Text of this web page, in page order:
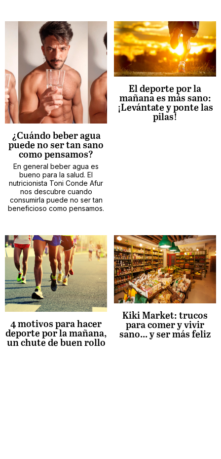
¿Cuándo beber agua
puede no ser tan sano
como pensamos?
En general beber agua es
bueno para la salud. El
nutricionista Toni Conde Afur
nos descubre cuando
consumirla puede no ser tan
beneficioso como pensamos.
El deporte por la
mañana es más sano:
¡Levántate y ponte las
pilas!
4 motivos para hacer
deporte por la mañana,
un chute de buen rollo
Kiki Market: trucos
para comer y vivir
sano... y ser más feliz